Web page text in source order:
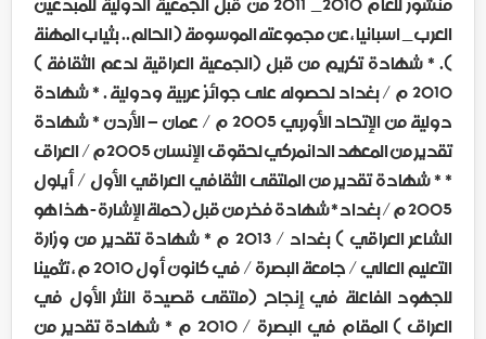
العرب_ اسبانيا ، عن مجموعته الموسومة ( الحالم.. بثياب المهنة
). * شهادة تكريم من قبل (الجمعية العراقية لدعم الثقافة )
2010 م / بغداد لحصوله على جوائز عربية ودولية . * شهادة
دولية من الإتحاد الأوربي 2005 م / عمان – الأردن * شهادة
تقدير من المعهد الدانمركي لحقوق الإنسان 2005م / العراق
* * شهادة تقدير من الملتقى الثقافي العراقي الأول / أيلول
2005 م / بغداد * شهادة فخر من قبل (حملة الإشارة - هذا هو
الشاعر العراقي ) بغداد / 2013 م * شهادة تقدير من وزارة
التعليم العالي / جامعة البصرة / في كانون أول 2010 م ، تثمينا
للجهود الفاعلة في إنجاح (ملتقى قصيدة النثر الأول في
العراق ) المقام في البصرة / 2010 م * شهادة تقدير من